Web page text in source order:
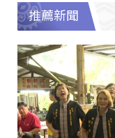
推薦新聞